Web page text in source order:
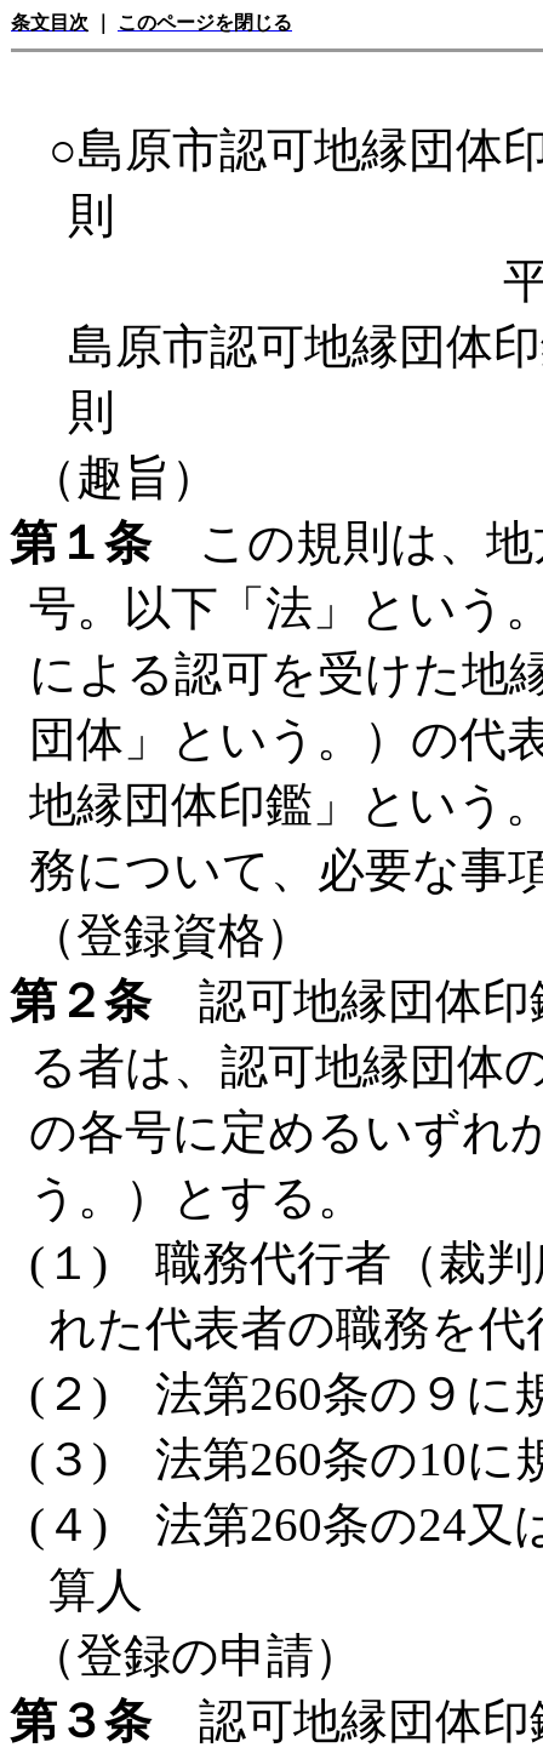
条文目次 このページを閉じる
○島原市認可地縁団体
則
島原市認可地縁団体
則
（趣旨）
第１条この規則は、地
号。以下「法」という
による認可を受けた地
団体」という。）の代
地縁団体印鑑」という
務について、必要な事
（登録資格）
第２条認可地縁団体印
る者は、認可地縁団体
の各号に定めるいずれ
う。）とする。
(１) 職務代行者（裁判
れた代表者の職務を
(２) 法第260条の９に
(３) 法第260条の10に
(４) 法第260条の24又
算人
（登録の申請）
第３条認可地縁団体印